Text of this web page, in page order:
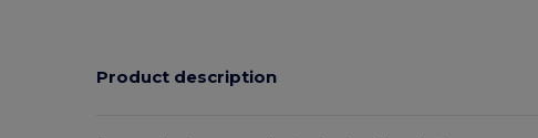
Product description